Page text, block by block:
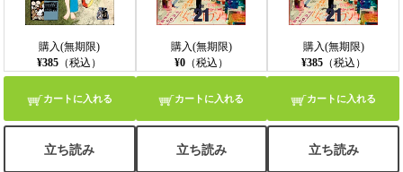
購入(無期限)
¥385 （税込）
カートに入れる
立ち読み
購入(無期限)
¥0（税込）
カートに入れる
立ち読み
購入(無期限)
¥385（税込）
カートに入れる
立ち読み